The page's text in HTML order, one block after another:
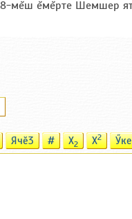
мĕш ĕмĕрте Шемшер
Ячӗ3 # X2 X2